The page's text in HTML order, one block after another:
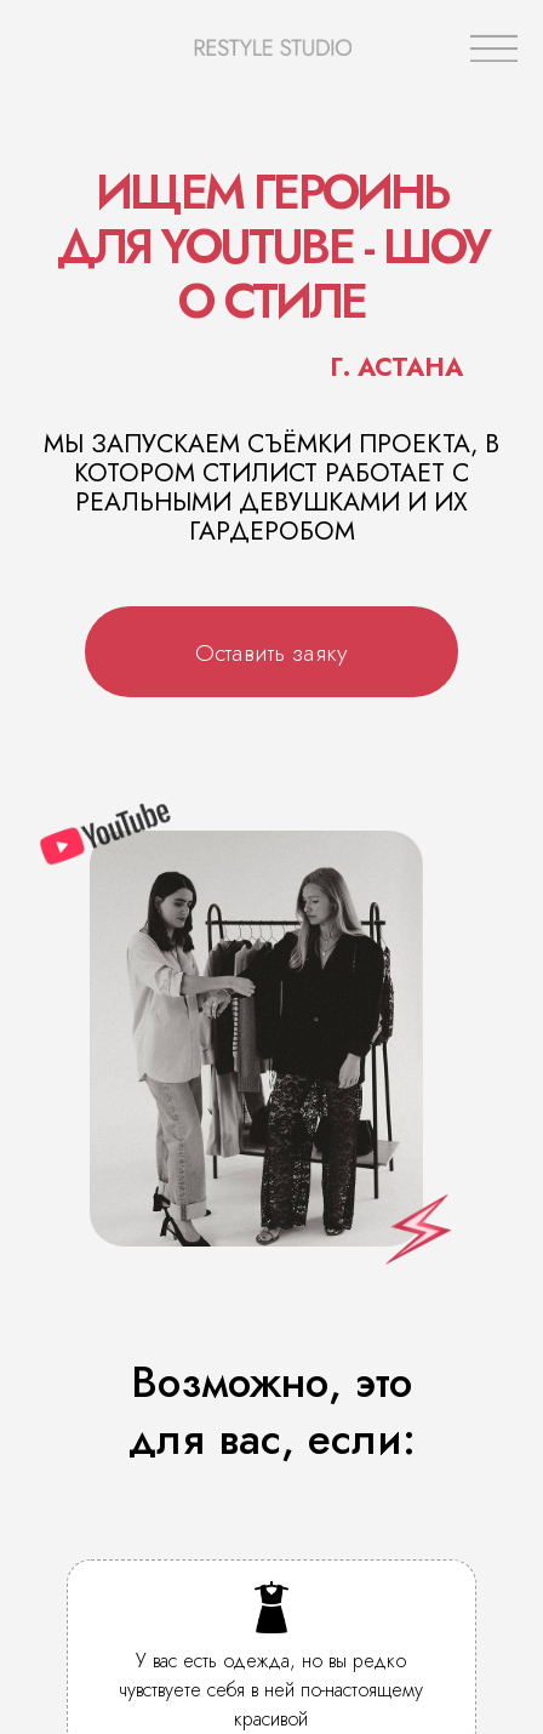
Оставить заяку
ДЛЯ YOUTUBE - ШОУ
О СТИЛЕ
Г. АСТАНА
МЫ ЗАПУСКАЕМ СЪЁМКИ ПРОЕКТА, В
РЕАЛЬНЫМИ ДЕВУШКАМИ И ИХ
У вас есть одежда, но вы редко
чувствуете себя в ней по-настоящему
красивой
Возможно, это
для вас, если: